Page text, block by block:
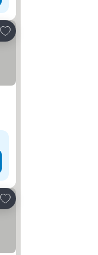
Adicionar aos favoritos
Adicionar aos favoritos